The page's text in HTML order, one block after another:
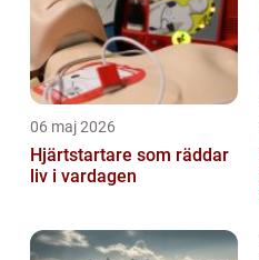
06 maj 2026
Hjärtstartare som räddar
liv i vardagen